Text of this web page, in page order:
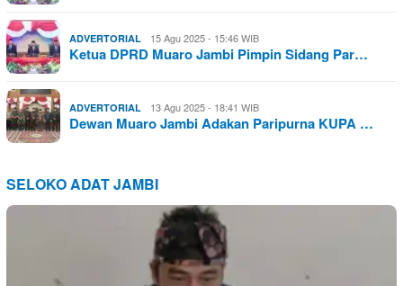
ADVERTORIAL 15 Agu 2025 - 15:46 WIB
Ketua DPRD Muaro Jambi Pimpin Sidang Par…
ADVERTORIAL 13 Agu 2025 - 18:41 WIB
Dewan Muaro Jambi Adakan Paripurna KUPA …
SELOKO ADAT JAMBI